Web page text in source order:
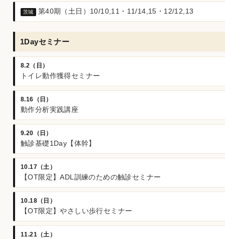
茨城 第40期（土日）10/10,11・11/14,15・12/12,13
1Dayセミナー
8.2（日）
トイレ動作獲得セミナー
8.16（日）
動作分析実践講座
9.20（日）
触診基礎1Day【体幹】
10.17（土）
【OT限定】ADL訓練のための触診セミナー
10.18（日）
【OT限定】やさしい歩行セミナー
11.21（土）